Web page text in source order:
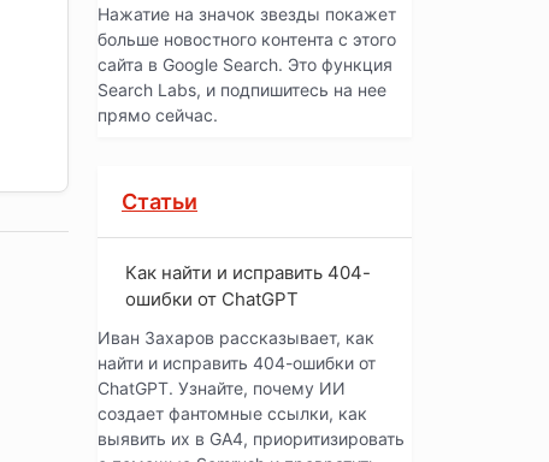
Нажатие на значок звезды покажет
больше новостного контента с этого
сайта в Google Search. Это функция
Search Labs, и подпишитесь на нее
прямо сейчас.
Статьи
Как найти и исправить 404-
ошибки от ChatGPT
Иван Захаров рассказывает, как
найти и исправить 404-ошибки от
ChatGPT. Узнайте, почему ИИ
создает фантомные ссылки, как
выявить их в GA4, приоритизировать